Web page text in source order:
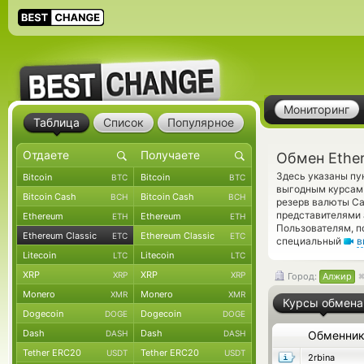
Мониторинг
Обмен
Здесь указаны
выгодным
резерв валюты
Пользователям,
специальный
Город: Алжир
Курсы обмена
Обменник
2rbina
Таблица Список Популярное
Bitcoin BTC Bitcoin BTC
Bitcoin Cash BCH Bitcoin Cash BCH
Ethereum ETH Ethereum ETH
Ethereum Classic ETC Ethereum Classic ETC
Litecoin LTC Litecoin LTC
XRP XRP XRP XRP
Monero XMR Monero XMR
Dogecoin DOGE Dogecoin DOGE
Dash DASH Dash DASH
Tether ERC20 USDT Tether ERC20 USDT